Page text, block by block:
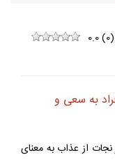
0.0(0)
به سعى و
از عذاب به معناى